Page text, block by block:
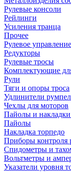
Рулевые консоли
Рейлинги
Усиления транца
Прочее
Рулевое управление
Редукторы
Рулевые тросы
Комплектующие
Рули
Тяги и опоры троса
Удлинители
Чехлы для моторов
Пайолы и накладки
Пайолы
Накладка торпедо
Приборы контроля
Спидометры и
Вольтметры и
Указатели уровня